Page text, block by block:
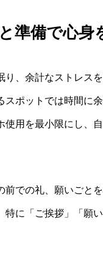
準備で心身
り、余計なストレス
スポットでは時間に
使用を最小限にし、
前での礼、願いごと
特に「ご挨拶」「願